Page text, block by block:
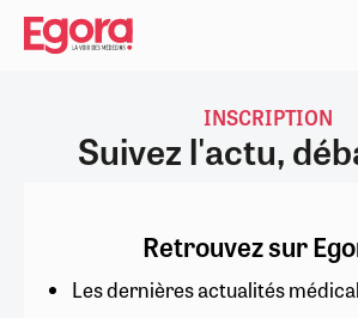
Aller
contenu
INSCRIPTION
Suivez l'actu,
Retrouvez sur
Les dernières actualités